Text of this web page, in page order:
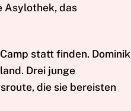
Asylothek, das
statt finden. Dominik
Drei junge
die sie bereisten